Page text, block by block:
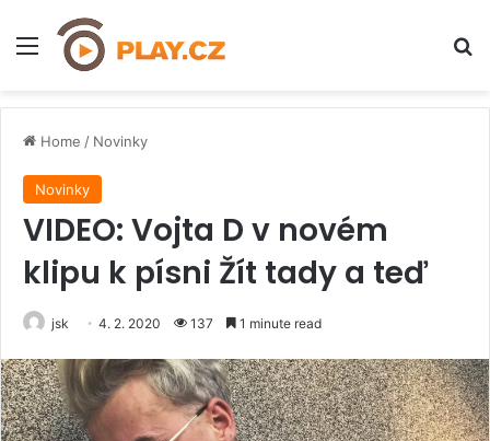
Menu
Home / Novinky
Novinky
VIDEO: Vojta D v novém
klipu k písni Žít tady a teď
jsk 4. 2. 2020 137 1 minute read